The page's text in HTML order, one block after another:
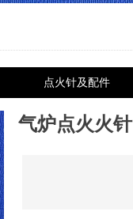
气炉点火火针
点火针及配件